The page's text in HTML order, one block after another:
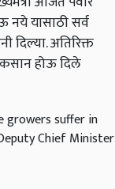
नये यासाठी सर्व
दिल्या. अतिरिक्त
होऊ दिले
growers suffer in
Chief Minister